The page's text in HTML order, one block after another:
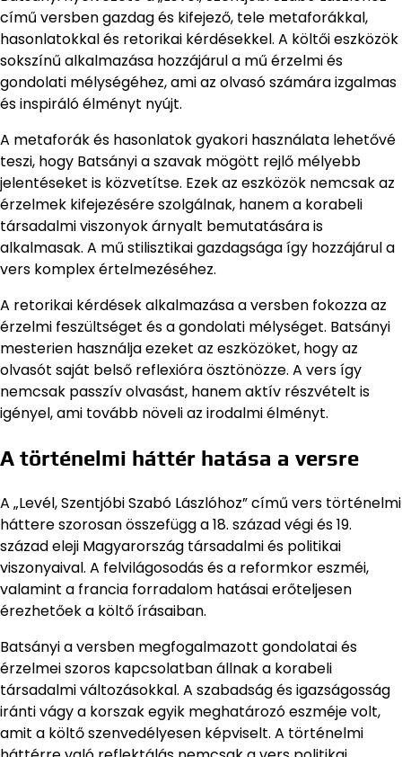
című versben gazdag és kifejező, tele metaforákkal,
hasonlatokkal és retorikai kérdésekkel. A költői eszközök
sokszínű alkalmazása hozzájárul a mű érzelmi és
gondolati mélységéhez, ami az olvasó számára izgalmas
és inspiráló élményt nyújt.
A metaforák és hasonlatok gyakori használata lehetővé
teszi, hogy Batsányi a szavak mögött rejlő mélyebb
jelentéseket is közvetítse. Ezek az eszközök nemcsak az
érzelmek kifejezésére szolgálnak, hanem a korabeli
társadalmi viszonyok árnyalt bemutatására is
alkalmasak. A mű stilisztikai gazdagsága így hozzájárul a
vers komplex értelmezéséhez.
A retorikai kérdések alkalmazása a versben fokozza az
érzelmi feszültséget és a gondolati mélységet. Batsányi
mesterien használja ezeket az eszközöket, hogy az
olvasót saját belső reflexióra ösztönözze. A vers így
nemcsak passzív olvasást, hanem aktív részvételt is
igényel, ami tovább növeli az irodalmi élményt.
A történelmi háttér hatása a versre
A „Levél, Szentjóbi Szabó Lászlóhoz” című vers történelmi
háttere szorosan összefügg a 18. század végi és 19.
század eleji Magyarország társadalmi és politikai
viszonyaival. A felvilágosodás és a reformkor eszméi,
valamint a francia forradalom hatásai erőteljesen
érezhetőek a költő írásaiban.
Batsányi a versben megfogalmazott gondolatai és
érzelmei szoros kapcsolatban állnak a korabeli
társadalmi változásokkal. A szabadság és igazságosság
iránti vágy a korszak egyik meghatározó eszméje volt,
amit a költő szenvedélyesen képviselt. A történelmi